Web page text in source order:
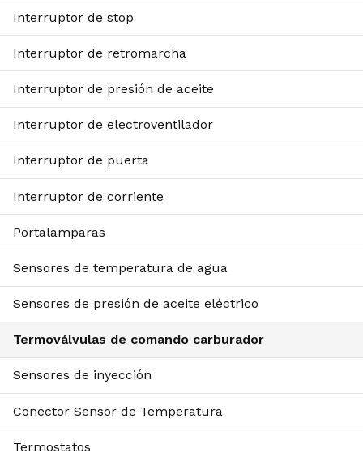
Interruptor de stop
Interruptor de retromarcha
Interruptor de presión de aceite
Interruptor de electroventilador
Interruptor de puerta
Interruptor de corriente
Portalamparas
Sensores de temperatura de agua
Sensores de presión de aceite eléctrico
Termoválvulas de comando carburador
Sensores de inyección
Conector Sensor de Temperatura
Termostatos